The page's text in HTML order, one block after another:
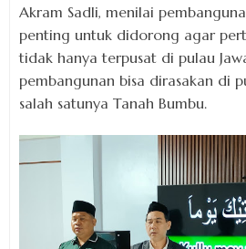
Akram Sadli, menilai
penting untuk didorong agar
tidak hanya terpusat di pulau
pembangunan bisa dirasakan di
salah satunya Tanah Bumbu.